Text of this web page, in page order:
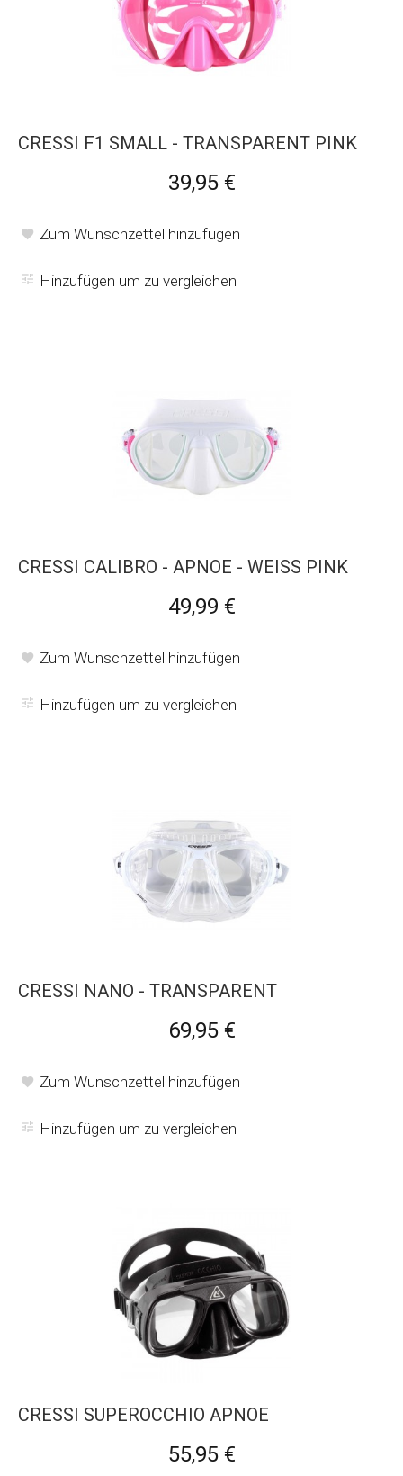
CRESSI F1 SMALL - TRANSPARENT PINK
39,95 €
Zum Wunschzettel hinzufügen
Hinzufügen um zu vergleichen
CRESSI CALIBRO - APNOE - WEISS PINK
49,99 €
Zum Wunschzettel hinzufügen
Hinzufügen um zu vergleichen
CRESSI NANO - TRANSPARENT
69,95 €
Zum Wunschzettel hinzufügen
Hinzufügen um zu vergleichen
CRESSI SUPEROCCHIO APNOE
55,95 €